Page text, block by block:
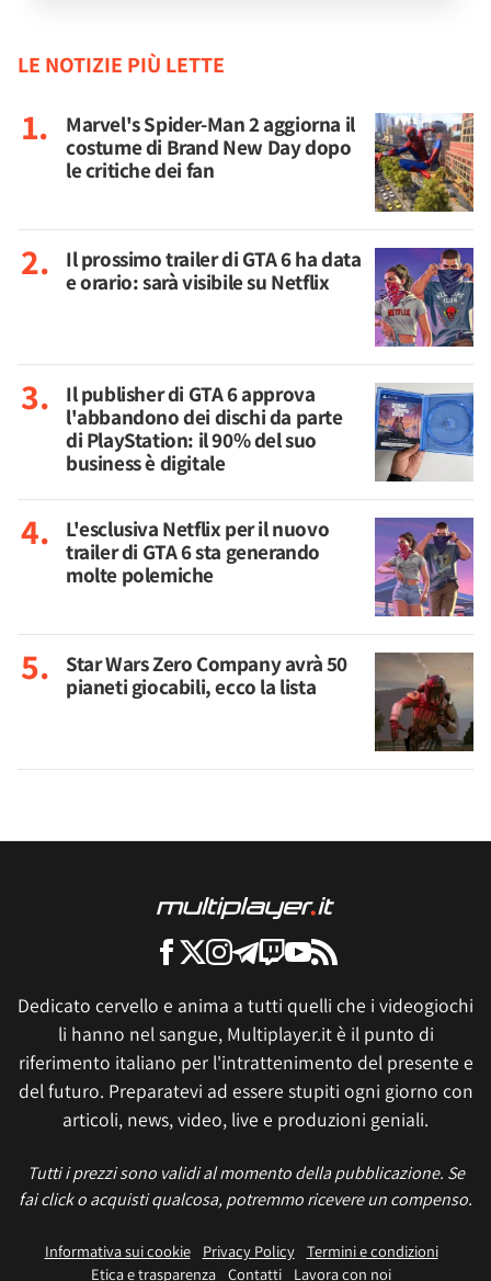
LE NOTIZIE PIÙ LETTE
Marvel's Spider-Man 2 aggiorna il
costume di Brand New Day dopo
le critiche dei fan
Il prossimo trailer di GTA 6 ha data
e orario: sarà visibile su Netflix
Il publisher di GTA 6 approva
l'abbandono dei dischi da parte
di PlayStation: il 90% del suo
business è digitale
L'esclusiva Netflix per il nuovo
trailer di GTA 6 sta generando
molte polemiche
Star Wars Zero Company avrà 50
pianeti giocabili, ecco la lista
Dedicato cervello e anima a tutti quelli che i videogiochi
li hanno nel sangue, Multiplayer.it è il punto di
riferimento italiano per l'intrattenimento del presente e
del futuro. Preparatevi ad essere stupiti ogni giorno con
articoli, news, video, live e produzioni geniali.
Tutti i prezzi sono validi al momento della pubblicazione. Se
fai click o acquisti qualcosa, potremmo ricevere un compenso.
Informativa sui cookie Privacy Policy
Termini e condizioni
Etica e trasparenza Contatti Lavora con noi